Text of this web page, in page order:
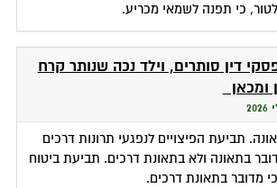
כי תפנה לשמאי מכריע.
דין סותרים, וילד נכה שנותר קרח
ומכאן
תביעת הפיצויים לנפגעי תרונות דרכים
בתאונה ולא בתאונת דרכים. תביעת ביטוח
מדובר בתאונת דרכים.